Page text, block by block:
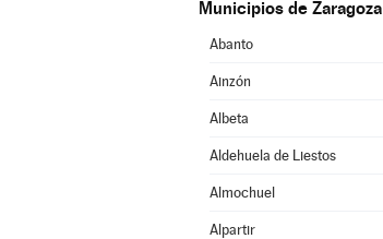
Municipios de Zaragoza
Abanto
Ainzón
Albeta
Aldehuela de Liestos
Almochuel
Alpartir